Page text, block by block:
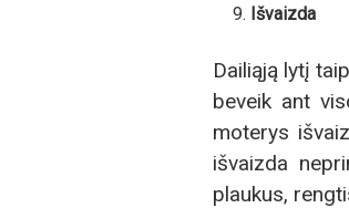
Išvaizda
Dailiąją lytį
beveik ant
moterys
išvaizda
plaukus,